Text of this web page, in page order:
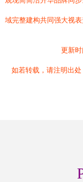
域完整建构共同强大视
更新
如若转载，请注明出